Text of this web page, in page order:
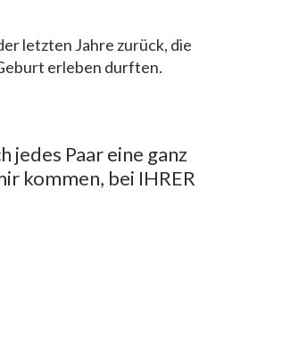
letzten Jahre zurück, die
erleben durften.
jedes Paar eine ganz
kommen, bei IHRER